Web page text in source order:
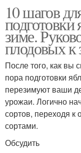
10 шагов
зиме.
плодовых к
После того, как вы
пора подготовки
перезимуют ваши
урожаи. Логично
сортов, переходя к
сортами.
Обсудить